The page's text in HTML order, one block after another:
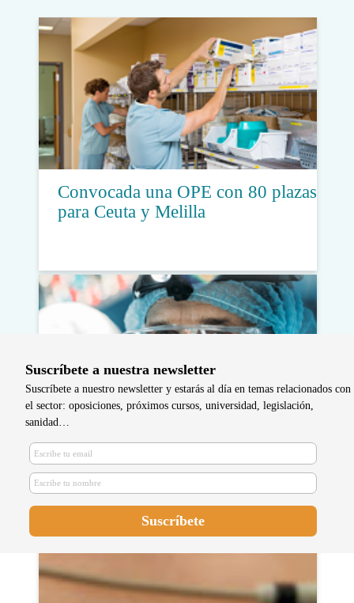
Convocada una OPE con 80 plazas
para Ceuta y Melilla
Andalucía anticipa una OPE con
7.408 plazas para enfermeras y
TCAE
Suscríbete a nuestra newsletter
Suscríbete a nuestro newsletter y estarás al día en temas relacionados con
el sector: oposiciones, próximos cursos, universidad, legislación,
sanidad…